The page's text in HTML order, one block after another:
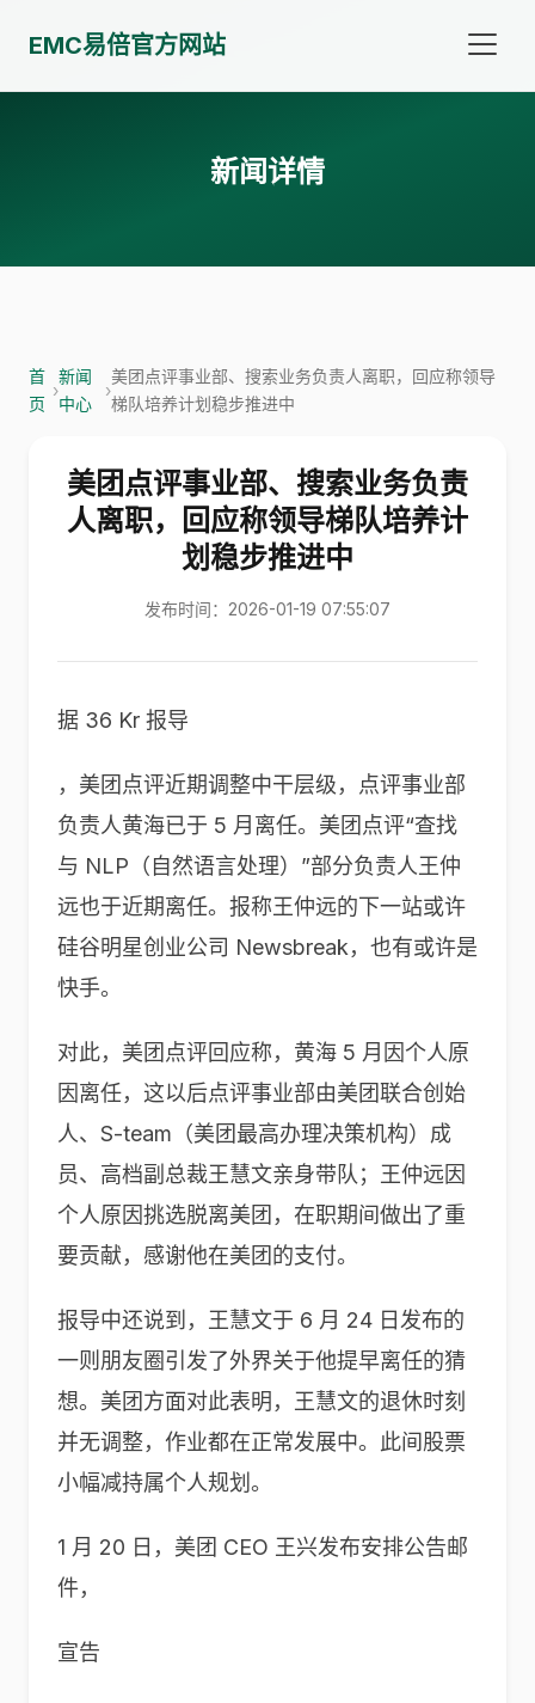
EMC易倍官方网站
新闻详情
首
页
›
新闻
中心
›
美团点评事业部、搜索业务负责人离职，回应称领导
梯队培养计划稳步推进中
美团点评事业部、搜索业务负责
人离职，回应称领导梯队培养计
划稳步推进中
发布时间：2026-01-19 07:55:07
据 36 Kr 报导
，美团点评近期调整中干层级，点评事业部
负责人黄海已于 5 月离任。美团点评“查找
与 NLP（自然语言处理）”部分负责人王仲
远也于近期离任。报称王仲远的下一站或许
硅谷明星创业公司 Newsbreak，也有或许是
快手。
对此，美团点评回应称，黄海 5 月因个人原
因离任，这以后点评事业部由美团联合创始
人、S-team（美团最高办理决策机构）成
员、高档副总裁王慧文亲身带队；王仲远因
个人原因挑选脱离美团，在职期间做出了重
要贡献，感谢他在美团的支付。
报导中还说到，王慧文于 6 月 24 日发布的
一则朋友圈引发了外界关于他提早离任的猜
想。美团方面对此表明，王慧文的退休时刻
并无调整，作业都在正常发展中。此间股票
小幅减持属个人规划。
1 月 20 日，美团 CEO 王兴发布安排公告邮
件，
宣告